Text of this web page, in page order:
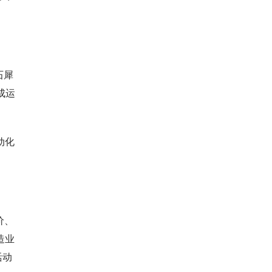
犀
运
化
业
动